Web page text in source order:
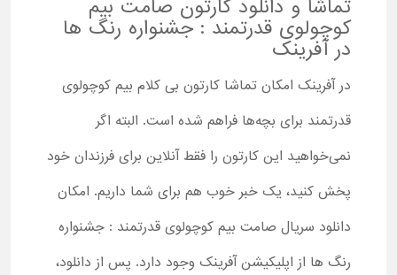
تماشا و دانلود کارتون صامت بیم
کوچولوی قدرتمند : جشنواره رنگ ها
در آفرینک
در آفرینک امکان تماشا کارتون بی کلام بیم کوچولوی
قدرتمند برای بچه‌ها فراهم شده است. البته اگر
نمی‌خواهید این کارتون را فقط آنلاین برای فرزندان خود
پخش کنید، یک خبر خوب هم برای شما داریم. امکان
دانلود سریال صامت بیم کوچولوی قدرتمند : جشنواره
رنگ ها از اپلیکیشن آفرینک وجود دارد. پس از دانلود،